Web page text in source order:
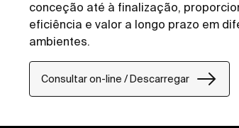
conceção até à finalização,
eficiência e valor a longo prazo em
ambientes.
Consultar on-line / Descarregar